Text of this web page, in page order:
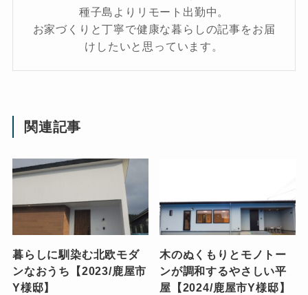
種子島よりリモート出勤中。
お家づくりと丁寧で健康な暮らしの記事をお届
けしたいと思っています。
関連記事
暮らしに馴染む北欧モダ
ンなおうち【2023/鹿屋市
Y様邸】
木のぬくもりとモノトー
ンが調和するやさしい平
屋【2024/鹿屋市Y様邸】